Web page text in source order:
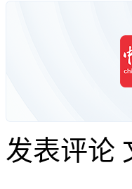
发表评论